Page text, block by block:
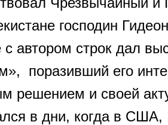
господин
с автором строк дал
поразивший его
решением и своей
в дни, когда в